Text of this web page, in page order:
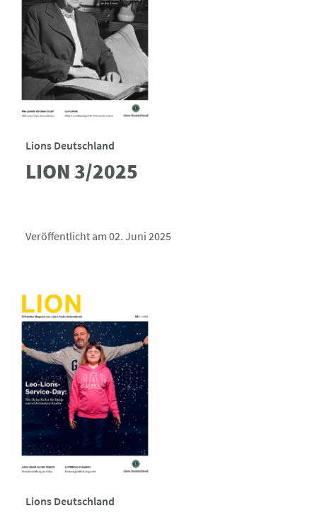
Lions Deutschland
LION 3/2025
Veröffentlicht am 02. Juni 2025
Lions Deutschland